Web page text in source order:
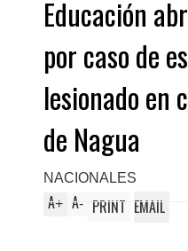
Educación
por caso de
lesionado en
de Nagua
NACIONALES
A+ A- PRINT EMAIL